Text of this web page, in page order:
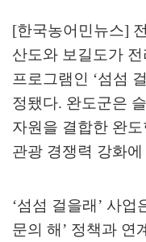
[한국농어민뉴스]
산도와 보길도가
프로그램인 ‘섬섬
정됐다. 완도군은
자원을 결합한 완
관광 경쟁력 강화
‘섬섬 걸을래 ’ 사업
문의 해 ’ 정책과 연